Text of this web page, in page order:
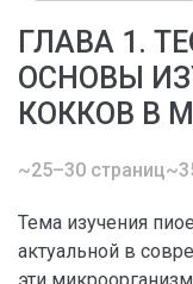
ГЛАВА 1.
ОСНОВЫ
КОККОВ В
~25–30 страниц
Тема изучения
актуальной в